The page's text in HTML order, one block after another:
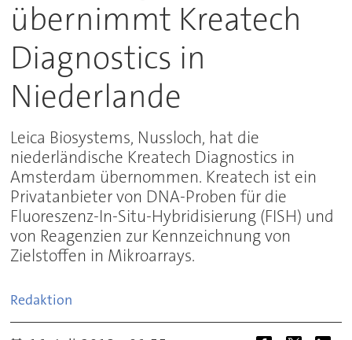
übernimmt Kreatech
Diagnostics in
Niederlande
Leica Biosystems, Nussloch, hat die
niederländische Kreatech Diagnostics in
Amsterdam übernommen. Kreatech ist ein
Privatanbieter von DNA-Proben für die
Fluoreszenz-In-Situ-Hybridisierung (FISH) und
von Reagenzien zur Kennzeichnung von
Zielstoffen in Mikroarrays.
Redaktion